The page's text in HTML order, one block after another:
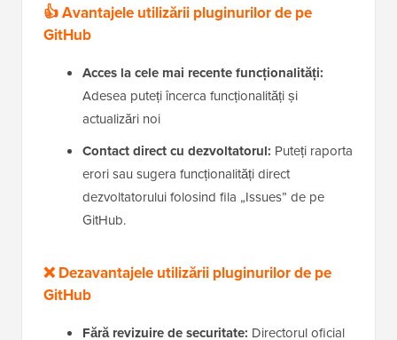
👍 Avantajele utilizării pluginurilor de pe
GitHub
Acces la cele mai recente funcționalități:
Adesea puteți încerca funcționalități și
actualizări noi
Contact direct cu dezvoltatorul: Puteți raporta
erori sau sugera funcționalități direct
dezvoltatorului folosind fila „Issues” de pe
GitHub.
❌ Dezavantajele utilizării pluginurilor de pe
GitHub
Fără revizuire de securitate: Directorul oficial